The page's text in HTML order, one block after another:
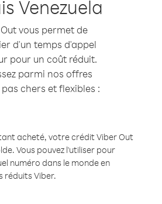
Venezuela
vous permet de
d'un temps d'appel
pour un coût réduit.
parmi nos offres
chers et flexibles :
acheté, votre crédit Viber Out
Vous pouvez l'utiliser pour
numéro dans le monde en
réduits Viber.